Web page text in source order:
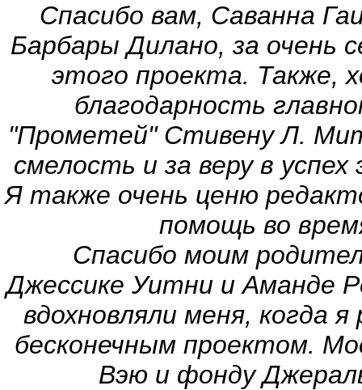
Спасибо вам, Саванна
Барбары Дилано, за очень
этого проекта. Также,
благодарность
"Прометей" Стивену Л.
смелость и за веру в
Я также очень ценю
помощь во
Спасибо моим
Джессике Уитни и Аманде
вдохновляли меня, когда
бесконечным проектом.
Вэю и фонду